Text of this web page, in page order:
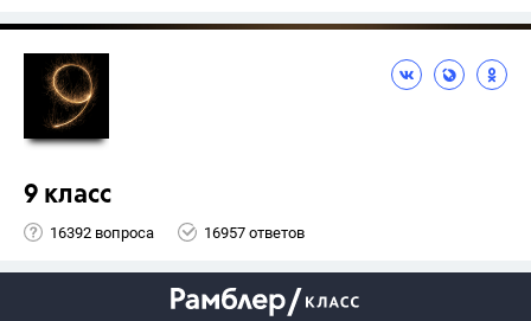
9 класс
16392 вопроса 16957 ответов